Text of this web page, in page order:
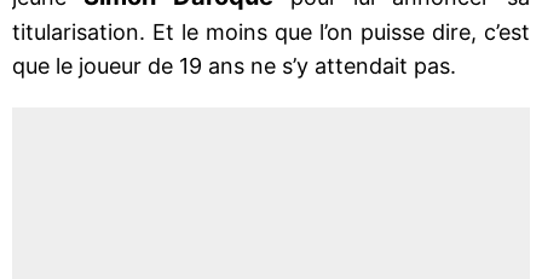
titularisation. Et le moins que l’on puisse dire, c’est
que le joueur de 19 ans ne s’y attendait pas.